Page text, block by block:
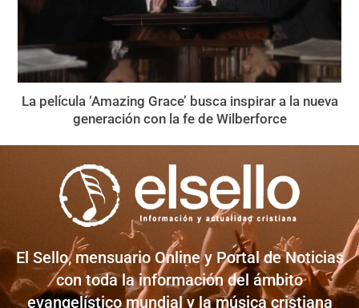
La película ‘Amazing Grace’ busca inspirar a la nueva
generación con la fe de Wilberforce
El Sello, mensuario Online y Portal de Noticias
con toda la información del ámbito
evangelístico mundial y la música cristiana